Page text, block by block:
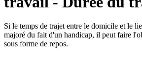
Si le temps de trajet entre le domicile et le
majoré du fait d'un handicap, il peut faire
sous forme de repos.